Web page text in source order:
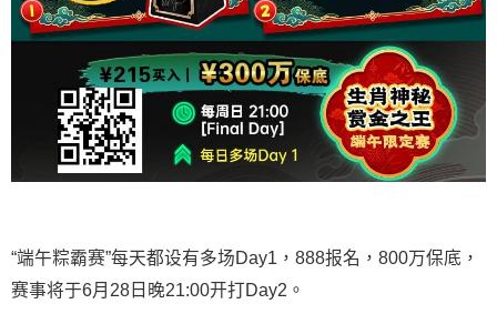
“端午粽霸赛”每天都设有多场Day1，888报名，800万保底，
赛事将于6月28日晚21:00开打Day2。